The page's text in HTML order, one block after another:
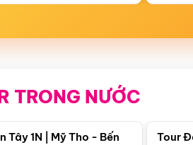
TRONG NƯỚC
Điểm nổi bật
Tây 1N | Mỹ Tho - Bến
Tour